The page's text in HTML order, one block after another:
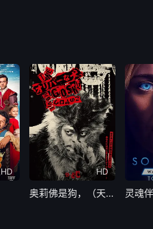
HD
奥莉佛是狗，（天哪！！）这家伙电影版 灵魂